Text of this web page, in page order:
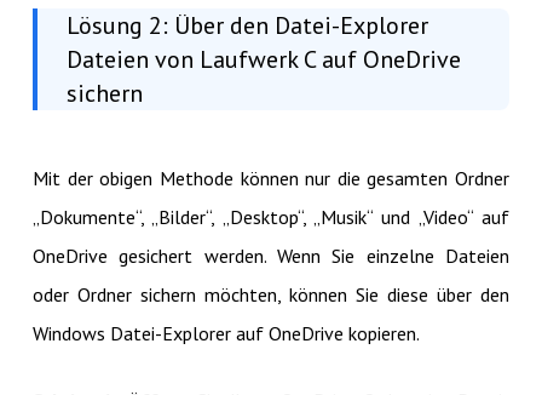
Lösung 2: Über den Datei-Explorer
Dateien von Laufwerk C auf OneDrive
sichern
Mit der obigen Methode können nur die gesamten Ordner
„Dokumente“, „Bilder“, „Desktop“, „Musik“ und „Video“ auf
OneDrive gesichert werden. Wenn Sie einzelne Dateien
oder Ordner sichern möchten, können Sie diese über den
Windows Datei-Explorer auf OneDrive kopieren.